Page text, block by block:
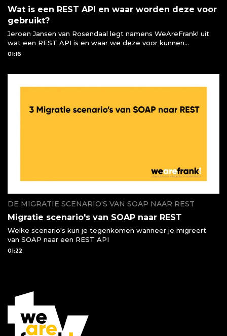
Wat is een REST API en waar worden deze voor
gebruikt?
Jeroen Jansen van Rosendaal legt namens WeAreFrank! uit
wat een REST API is en waar we deze voor kunnen
gebruiken of moeten gebruiken
01:16
DE MIGRATIE SCENARIO'S VAN SOAP NAAR REST
Migratie scenario's van SOAP naar REST
Welke scenario's kun je tegenkomen wanneer je migreert
van SOAP naar een REST API
01:22